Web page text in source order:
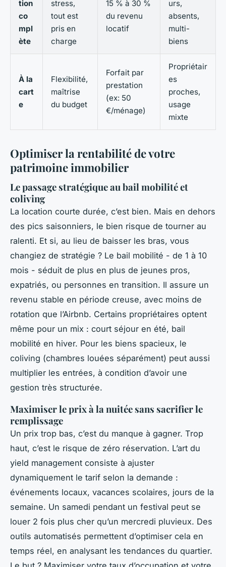
tion
co
mpl
ète
stress,
tout est
pris en
charge
15 % à 30 %
du revenu
locatif
urs,
absents,
multi-
biens
À la
cart
e
Flexibilité,
maîtrise
du budget
Forfait par
prestation
(ex: 50
€/ménage)
Propriétair
es
proches,
usage
mixte
Optimiser la rentabilité de votre
patrimoine immobilier
Le passage stratégique au bail mobilité et
coliving
La location courte durée, c’est bien. Mais en dehors
des pics saisonniers, le bien risque de tourner au
ralenti. Et si, au lieu de baisser les bras, vous
changiez de stratégie ? Le bail mobilité - de 1 à 10
mois - séduit de plus en plus de jeunes pros,
expatriés, ou personnes en transition. Il assure un
revenu stable en période creuse, avec moins de
rotation que l’Airbnb. Certains propriétaires optent
même pour un mix : court séjour en été, bail
mobilité en hiver. Pour les biens spacieux, le
coliving (chambres louées séparément) peut aussi
multiplier les entrées, à condition d’avoir une
gestion très structurée.
Maximiser le prix à la nuitée sans sacrifier le
remplissage
Un prix trop bas, c’est du manque à gagner. Trop
haut, c’est le risque de zéro réservation. L’art du
yield management consiste à ajuster
dynamiquement le tarif selon la demande :
événements locaux, vacances scolaires, jours de la
semaine. Un samedi pendant un festival peut se
louer 2 fois plus cher qu’un mercredi pluvieux. Des
outils automatisés permettent d’optimiser cela en
temps réel, en analysant les tendances du quartier.